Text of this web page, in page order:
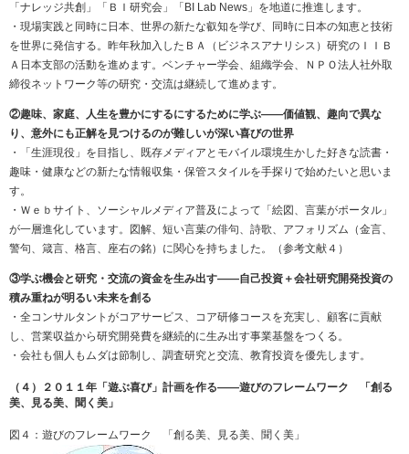
「ナレッジ共創」「ＢＩ研究会」「BI Lab News」を地道に推進します。
・現場実践と同時に日本、世界の新たな叡知を学び、同時に日本の知恵と技術
を世界に発信する。昨年秋加入したＢＡ（ビジネスアナリシス）研究のＩＩＢ
Ａ日本支部の活動を進めます。ベンチャー学会、組織学会、ＮＰＯ法人社外取
締役ネットワーク等の研究・交流は継続して進めます。
②趣味、家庭、人生を豊かにするにするために学ぶ――価値観、趣向で異な
り、意外にも正解を見つけるのが難しいが深い喜びの世界
・「生涯現役」を目指し、既存メディアとモバイル環境生かした好きな読書・
趣味・健康などの新たな情報収集・保管スタイルを手探りで始めたいと思いま
す。
・Ｗｅｂサイト、ソーシャルメディア普及によって「絵図、言葉がポータル」
が一層進化しています。図解、短い言葉の俳句、詩歌、アフォリズム（金言、
警句、箴言、格言、座右の銘）に関心を持ちました。（参考文献４）
③学ぶ機会と研究・交流の資金を生み出す――自己投資＋会社研究開発投資の
積み重ねが明るい未来を創る
・全コンサルタントがコアサービス、コア研修コースを充実し、顧客に貢献
し、営業収益から研究開発費を継続的に生み出す事業基盤をつくる。
・会社も個人もムダは節制し、調査研究と交流、教育投資を優先します。
（４）２０１１年「遊ぶ喜び」計画を作る――遊びのフレームワーク 「創る
美、見る美、聞く美」
図４：遊びのフレームワーク 「創る美、見る美、聞く美」